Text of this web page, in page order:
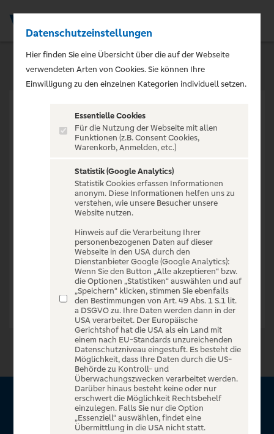
VERANSTALTUNG NICHT
GEFUNDEN
Zur Startseite
Über VR Entertain
Datenschutzeinstellungen
Hier finden Sie eine Übersicht über die auf der Webseite
verwendeten Arten von Cookies. Sie können Ihre
Einwilligung zu den einzelnen Kategorien individuell setzen.
Essentielle Cookies
Für die Nutzung der Webseite mit allen
Funktionen (z.B. Consent Cookies,
Warenkorb, Anmelden, etc.)
Statistik (Google Analytics)
Statistik Cookies erfassen Informationen
anonym. Diese Informationen helfen uns zu
verstehen, wie unsere Besucher unsere
Website nutzen.
Hinweis auf die Verarbeitung Ihrer
personenbezogenen Daten auf dieser
Webseite in den USA durch den
Dienstanbieter Google (Google Analytics):
Wenn Sie den Button „Alle akzeptieren“ bzw.
die Optionen „Statistiken“ auswählen und auf
„Speichern“ klicken, stimmen Sie ebenfalls
den Bestimmungen von Art. 49 Abs. 1 S.1 lit.
a DSGVO zu. Ihre Daten werden dann in der
USA verarbeitet. Der Europäische
Gerichtshof hat die USA als ein Land mit
einem nach EU-Standards unzureichenden
Datenschutzniveau eingestuft. Es besteht die
Möglichkeit, dass Ihre Daten durch die US-
Behörde zu Kontroll- und
Überwachungszwecken verarbeitet werden.
Darüber hinaus besteht keine oder nur
erschwert die Möglichkeit Rechtsbehelf
einzulegen. Falls Sie nur die Option
„Essenziell“ auswählen, findet eine
Übermittlung in die USA nicht statt.